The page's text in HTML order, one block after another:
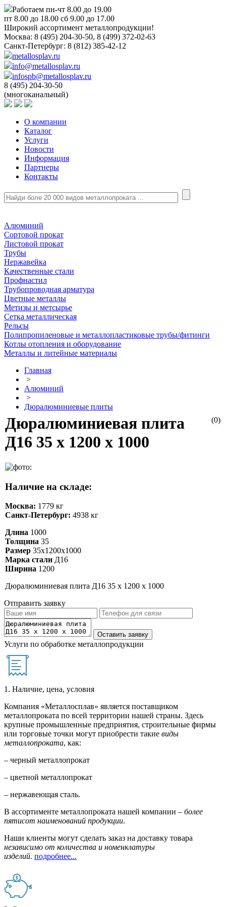
Работаем пн-чт 8.00 до 19.00
пт 8.00 до 18.00 сб 9.00 до 17.00
Широкий ассортимент металлопродукции!
Москва: 8 (495) 204-30-50, 8 (499) 372-02-63
Санкт-Петербург: 8 (812) 385-42-12
metallosplav.ru
info@metallosplav.ru
infospb@metallosplav.ru
8 (495) 204-30-50
(многоканальный)
О компании
Каталог
Услуги
Новости
Информация
Партнеры
Контакты
Алюминий
Сортовой прокат
Листовой прокат
Трубы
Нержавейка
Качественные стали
Профнастил
Трубопроводная арматура
Цветные металлы
Метизы и метсырье
Сетка металлическая
Рельсы
Полипропиленовые и металлопластиковые трубы/фитинги
Котлы отопления и оборудование
Металлы и литейные материалы
Главная
>
Алюминий
>
Дюралюминиевые плиты
(0)
Дюралюминиевая плита
Д16 35 х 1200 х 1000
Наличие на складе:
Москва: 1779 кг
Санкт-Петербург: 4938 кг
Длина 1000
Толщина 35
Размер 35х1200х1000
Марка стали Д16
Ширина 1200
Дюралюминиевая плита Д16 35 х 1200 х 1000
Отправить заявку
Услуги по обработке металлопродукции
1. Наличие, цена, условия
Компания «Металлосплав» является поставщиком
металлопроката по всей территории нашей страны. Здесь
крупные промышленные предприятия, строительные фирмы
или торговые точки могут приобрести такие виды
металлопроката, как:
– черный металлопрокат
– цветной металлопрокат
– нержавеющая сталь.
В ассортименте металлопроката нашей компании – более
пятисот наименований продукции.
Наши клиенты могут сделать заказ на доставку товара
независимо от количества и номенклатуры
изделий. подробнее...